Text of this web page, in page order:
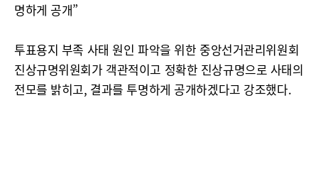
명하게 공개”
투표용지 부족 사태 원인 파악을 위한 중앙선거관리위원회
진상규명위원회가 객관적이고 정확한 진상규명으로 사태의
전모를 밝히고, 결과를 투명하게 공개하겠다고 강조했다.